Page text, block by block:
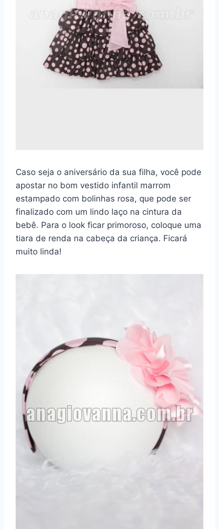
Caso seja o aniversário da sua filha, você pode
apostar no bom vestido infantil marrom
estampado com bolinhas rosa, que pode ser
finalizado com um lindo laço na cintura da
bebê. Para o look ficar primoroso, coloque uma
tiara de renda na cabeça da criança. Ficará
muito linda!